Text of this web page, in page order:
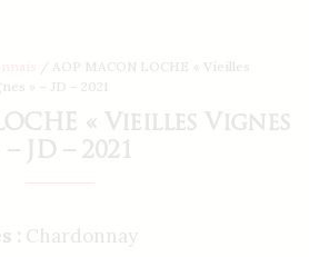
/ AOP MACON LOCHE « Vieilles
» – JD – 2021
« Vieilles Vignes
– JD – 2021
: Chardonnay